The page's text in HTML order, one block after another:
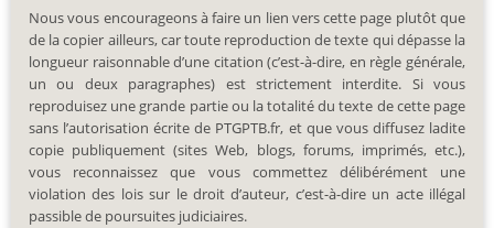
Nous vous encourageons à faire un lien vers cette page plutôt que
de la copier ailleurs, car toute reproduction de texte qui dépasse la
longueur raisonnable d’une citation (c’est-à-dire, en règle générale,
un ou deux paragraphes) est strictement interdite. Si vous
reproduisez une grande partie ou la totalité du texte de cette page
sans l’autorisation écrite de PTGPTB.fr, et que vous diffusez ladite
copie publiquement (sites Web, blogs, forums, imprimés, etc.),
vous reconnaissez que vous commettez délibérément une
violation des lois sur le droit d’auteur, c’est-à-dire un acte illégal
passible de poursuites judiciaires.